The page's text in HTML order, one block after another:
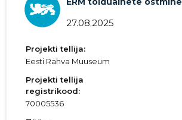
27.08.2025
Projekti tellija:
Eesti Rahva Muuseum
Projekti tellija
registrikood:
70005536